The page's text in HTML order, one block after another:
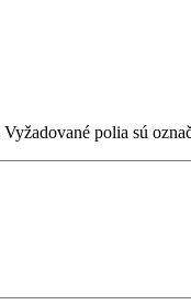
Vyžadované polia sú